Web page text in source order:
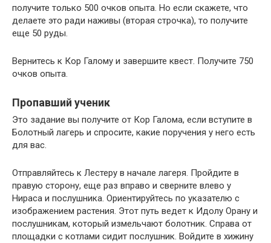
получите только 500 очков опыта. Но если скажете, что
делаете это ради наживы (вторая строчка), то получите
еще 50 руды.
Вернитесь к Кор Галому и завершите квест. Получите 750
очков опыта.
Пропавший ученик
Это задание вы получите от Кор Галома, если вступите в
Болотный лагерь и спросите, какие поручения у него есть
для вас.
Отправляйтесь к Лестеру в начале лагеря. Пройдите в
правую сторону, еще раз вправо и сверните влево у
Нираса и послушника. Ориентируйтесь по указателю с
изображением растения. Этот путь ведет к Идолу Орану и
послушникам, который измельчают болотник. Справа от
площадки с котлами сидит послушник. Войдите в хижину